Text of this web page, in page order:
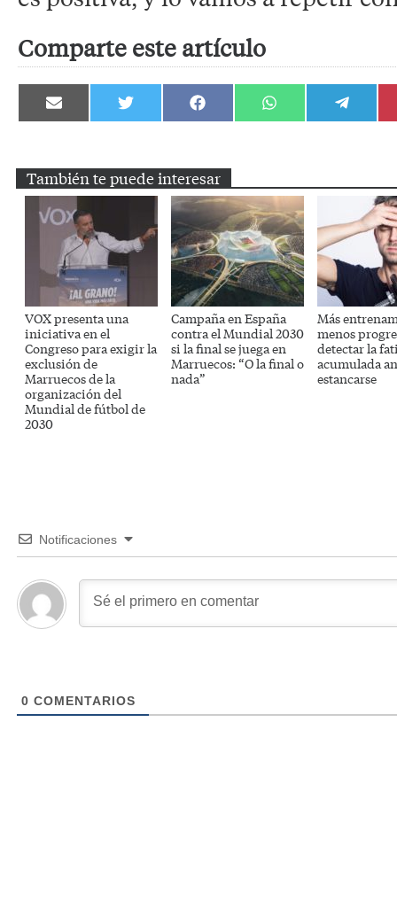
Comparte este artículo
Compartir
en
Compartir
en
Compartir
en
Compartir
en
Compartir
en
También te puede interesar
VOX presenta una
iniciativa en el
Congreso para exigir la
exclusión de
Marruecos de la
organización del
Mundial de fútbol de
2030
Campaña en España
contra el Mundial 2030
si la final se juega en
Marruecos: “O la final o
nada”
Más
menos
detectar la
acumulada
estancarse
Notificaciones
0 COMENTARIOS